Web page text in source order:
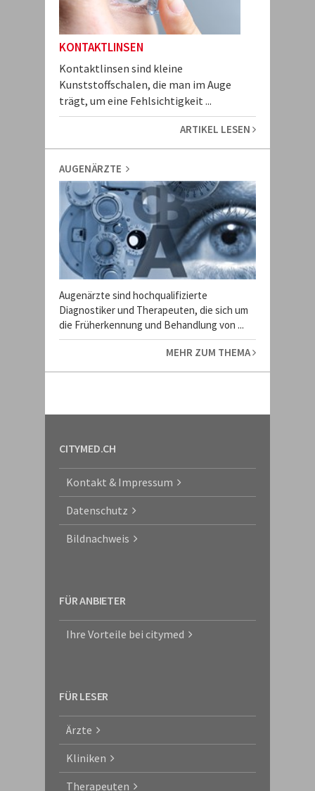
KONTAKTLINSEN
Kontaktlinsen sind kleine
Kunststoffschalen, die man im Auge
trägt, um eine Fehlsichtigkeit ...
ARTIKEL LESEN
AUGENÄRZTE
Augenärzte sind hochqualifizierte
Diagnostiker und Therapeuten, die sich um
die Früherkennung und Behandlung von ...
MEHR ZUM THEMA
CITYMED.CH
Kontakt & Impressum
Datenschutz
Bildnachweis
FÜR ANBIETER
Ihre Vorteile bei citymed
FÜR LESER
Ärzte
Kliniken
Therapeuten